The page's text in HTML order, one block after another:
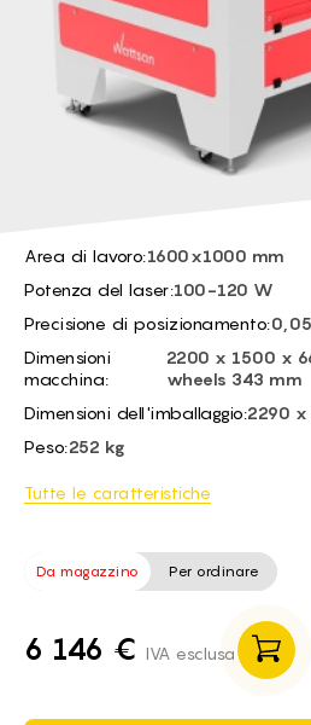
BG -
EL -
CS -
HU -
Area di lavoro:1600x1000 mm
Potenza del laser:100-120 W
Precisione di posizionamento:
Dimensioni
macchina:
2200 x 1500 x
wheels 343 mm
Dimensioni dell'imballaggio:2290
Peso:252 kg
Tutte le caratteristiche
Da magazzino Per ordinare
6 146 € IVA esclusa